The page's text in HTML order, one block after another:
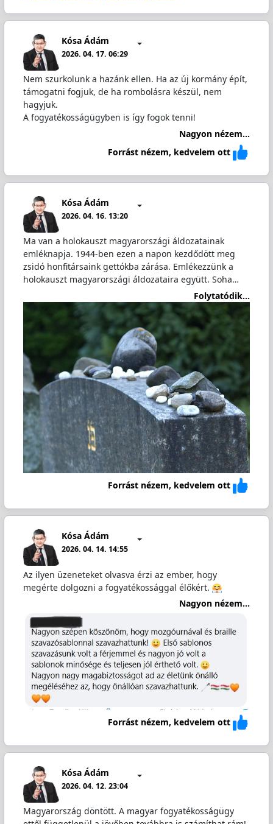
Kósa Ádám
2026. 04. 17. 06:29
Nem szurkolunk a hazánk ellen. Ha az új kormány épít,
támogatni fogjuk, de ha rombolásra készül, nem
hagyjuk.
A fogyatékosságügyben is így fogok tenni!
Nagyon nézem...
Forrást nézem, kedvelem ott
Kósa Ádám
2026. 04. 16. 13:20
Ma van a holokauszt magyarországi áldozatainak
emléknapja. 1944-ben ezen a napon kezdődött meg
zsidó honfitársaink gettókba zárása. Emlékezzünk a
holokauszt magyarországi áldozataira együtt. Soha…
Folytatódik...
Forrást nézem, kedvelem ott
Kósa Ádám
2026. 04. 14. 14:55
Az ilyen üzeneteket olvasva érzi az ember, hogy
megérte dolgozni a fogyatékossággal élőkért.
Nagyon nézem...
Forrást nézem, kedvelem ott
Kósa Ádám
2026. 04. 12. 23:04
Magyarország döntött. A magyar fogyatékosságügy